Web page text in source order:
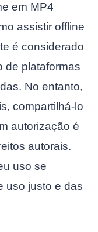
em MP4
assistir offline
é considerado
de plataformas
No entanto,
compartilhá-lo
autorização é
autorais.
uso se
uso justo e das